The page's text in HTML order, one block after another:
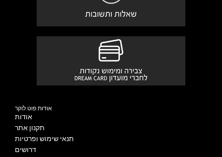
אודות פוט לוקר
אודות
תקנון אתר
תנאי שימוש ופרטיות
דרושים